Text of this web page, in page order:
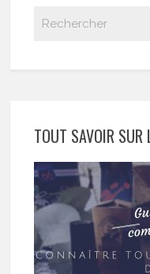
TOUT SAVOIR SUR